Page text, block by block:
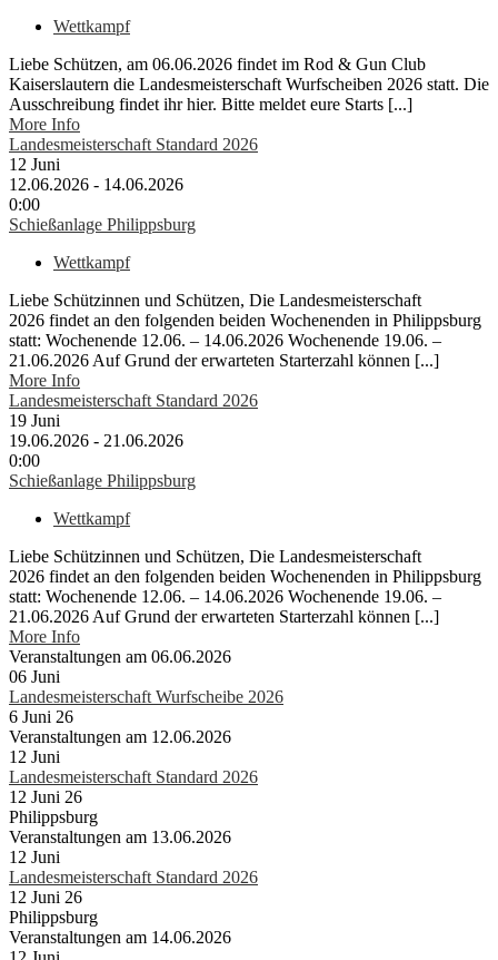
Wettkampf
Liebe Schützen, am 06.06.2026 findet im Rod & Gun Club
Kaiserslautern die Landesmeisterschaft Wurfscheiben 2026 statt. Die
Ausschreibung findet ihr hier. Bitte meldet eure Starts [...]
More Info
Landesmeisterschaft Standard 2026
12 Juni
12.06.2026 - 14.06.2026
0:00
Schießanlage Philippsburg
Wettkampf
Liebe Schützinnen und Schützen, Die Landesmeisterschaft
2026 findet an den folgenden beiden Wochenenden in Philippsburg
statt: Wochenende 12.06. – 14.06.2026 Wochenende 19.06. –
21.06.2026 Auf Grund der erwarteten Starterzahl können [...]
More Info
Landesmeisterschaft Standard 2026
19 Juni
19.06.2026 - 21.06.2026
0:00
Schießanlage Philippsburg
Wettkampf
Liebe Schützinnen und Schützen, Die Landesmeisterschaft
2026 findet an den folgenden beiden Wochenenden in Philippsburg
statt: Wochenende 12.06. – 14.06.2026 Wochenende 19.06. –
21.06.2026 Auf Grund der erwarteten Starterzahl können [...]
More Info
Veranstaltungen am 06.06.2026
06 Juni
Landesmeisterschaft Wurfscheibe 2026
6 Juni 26
Veranstaltungen am 12.06.2026
12 Juni
Landesmeisterschaft Standard 2026
12 Juni 26
Philippsburg
Veranstaltungen am 13.06.2026
12 Juni
Landesmeisterschaft Standard 2026
12 Juni 26
Philippsburg
Veranstaltungen am 14.06.2026